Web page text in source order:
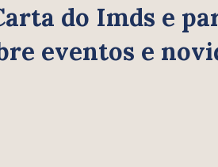
do Imds e
eventos e